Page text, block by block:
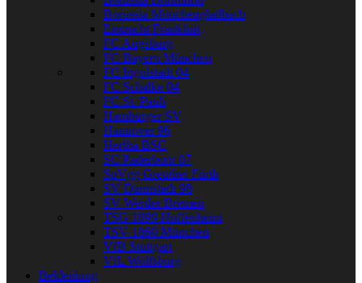
Borussia Mönchengladbach
Eintracht Frankfurt
FC Augsburg
FC Bayern München
FC Ingolstadt 04
FC Schalke 04
FC St. Pauli
Hamburger SV
Hannover 96
Hertha BSC
SC Paderborn 07
SpVgg Greuther Fürth
SV Darmstadt 98
SV Werder Bremen
TSG 1899 Hoffenheim
TSV 1860 München
VfB Stuttgart
VfL Wolfsburg
Bekleidung